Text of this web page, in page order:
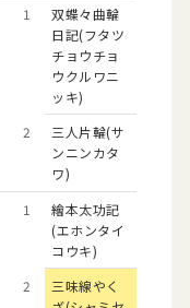
1
双蝶々曲輪
日記(フタツ
チョウチョ
ウクルワニ
ッキ)
2
三人片輪(サ
ンニンカタ
ワ)
1
繪本太功記
(エホンタイ
コウキ)
2
三味線やく